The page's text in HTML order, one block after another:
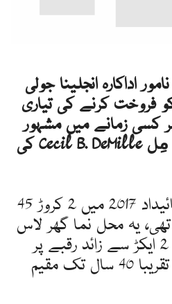
اداکارہ انجلینا جولی
فروخت کرنے کی تیاری
کسی زمانے میں مشہور
فلمساز سیسل بی ڈی مِل Cecil B. DeMille کی
انجلینا جولی نے یہ جائیداد 2017 میں 2 کروڑ 45
یہ محل نما گھر لاس
فیلیز کے علاقے میں 2 ایکڑ سے زائد رقبے پر
واقع ہے، جہاں ڈیمِل تقریبا 40 سال تک مقیم